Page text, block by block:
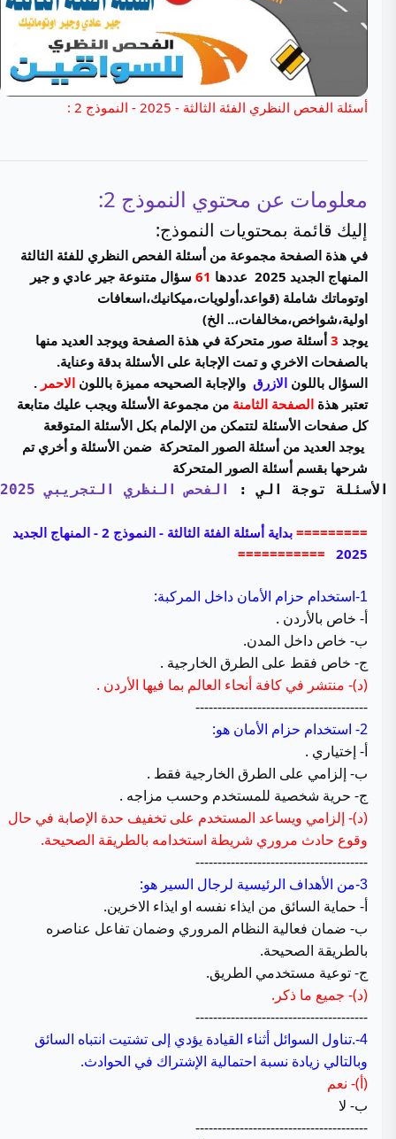
أسئلة الفحص النظري الفئة الثالثة - 2025 - النموذج 2 :
معلومات عن محتوي النموذج 2:
إليك قائمة بمحتويات النموذج:
في هذة الصفحة مجموعة من أسئلة الفحص النظري للفئة الثالثة
المنهاج الجديد 2025 عددها
61 سؤال متنوعة جير عادي و جير
اوتوماتك شاملة (قواعد،أولويات،ميكانيك،اسعافات
اولية،شواخص،مخالفات،.. الخ)
يوجد 3 أسئلة صور متحركة في هذة الصفحة ويوجد العديد منها
بالصفحات الاخري و تمت الإجابة على الأسئلة بدقة وعناية.
السؤال باللون الازرق والإجابة الصحيحه مميزة باللون الاحمر .
تعتبر هذة الصفحة الثامنة من مجموعة الأسئلة ويجب عليك متابعة
كل صفحات الأسئلة لتتمكن من الإلمام بكل الأسئلة المتوقعة
يوجد العديد من أسئلة الصور المتحركة ضمن الأسئلة و أخري تم
شرحها بقسم أسئلة الصور المتحركة
الأسئلة توجة الي : الفحص النظري التجريبي 2025
========= بداية أسئلة الفئة الثالثة -
النموذج 2 - المنهاج الجديد
2025
===========
1- استخدام حزام الأمان داخل المركبة:
أ- خاص بالأردن .
ب- خاص داخل المدن.
ج- خاص فقط على الطرق الخارجية .
(د)- منتشر في كافة أنحاء العالم بما فيها الأردن .
---------------------------------------
2- استخدام حزام الأمان هو:
أ- إختياري .
ب- إلزامي على الطرق الخارجية فقط .
ج- حرية شخصية للمستخدم وحسب مزاجه .
(د)- إلزامي ويساعد المستخدم على تخفيف حدة الإصابة في حال
وقوع حادث مروري شريطة استخدامه بالطريقة الصحيحة.
---------------------------------------
3- من الأهداف الرئيسية لرجال السير هو:
أ- حماية السائق من ايذاء نفسه او ايذاء الاخرين.
ب- ضمان فعالية النظام المروري وضمان تفاعل عناصره
بالطريقة الصحيحة.
ج- توعية مستخدمي الطريق.
(د)- جميع ما ذكر.
---------------------------------------
4-. تناول السوائل أثناء القيادة يؤدي إلى تشتيت انتباه السائق
وبالتالي زيادة نسبة احتمالية الإشتراك في الحوادث.
(أ)- نعم
ب- لا
---------------------------------------